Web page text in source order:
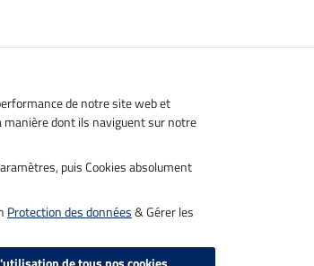
de notre site web et
manière dont ils naviguent sur notre
puis Cookies absolument
Protection des données& Gérer les